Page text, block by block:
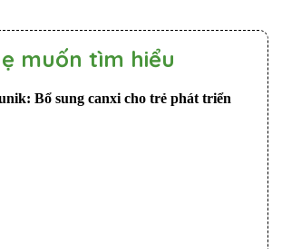
muốn tìm hiểu